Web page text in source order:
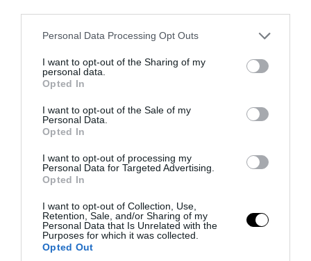
Please note that this website/app uses one or more Google
not limited to your visit or usage behaviour. You may click to
grant or deny consent to Google and its third-party tags to
use your data for below specified purposes in below Google
consent section.
Personal Data Processing Opt Outs
I want to opt-out of the Sharing of my
personal data.
Opted In
I want to opt-out of the Sale of my
Personal Data.
Opted In
I want to opt-out of processing my
Personal Data for Targeted Advertising.
Opted In
I want to opt-out of Collection, Use,
Retention, Sale, and/or Sharing of my
Personal Data that Is Unrelated with the
Purposes for which it was collected.
Opted Out
PRONEWS.GR /ΤΕΧΝΟΛΟΓΙΑ
Δείτε τι πραγματικά συμβαίνει όταν
κλείνετε έναν υπολογιστή